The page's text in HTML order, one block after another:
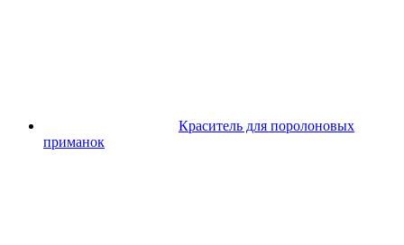
Краситель для поролоновых
приманок